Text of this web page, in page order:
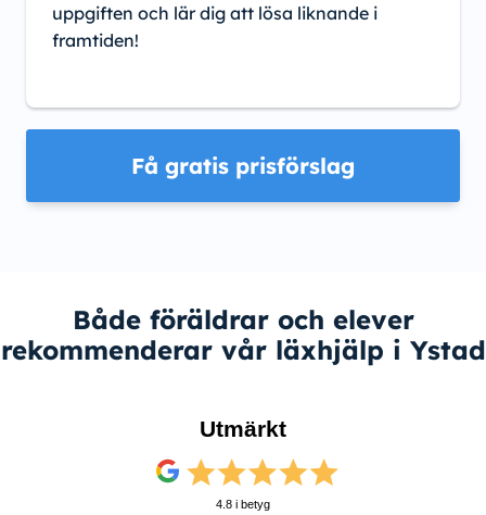
uppgiften och lär dig att lösa liknande i
framtiden!
Få gratis prisförslag
Både föräldrar och elever
rekommenderar vår läxhjälp i Ystad
Utmärkt
4.8 i betyg